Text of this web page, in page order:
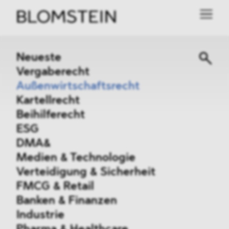
Neueste
Vergaberecht
Außenwirtschaftsrecht
Kartellrecht
Beihilferecht
ESG
DMA&
Medien & Technologie
Verteidigung & Sicherheit
FMCG & Retail
Banken & Finanzen
Industrie